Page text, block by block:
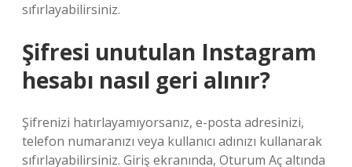
sıfırlayabilirsiniz.
Şifresi unutulan Instagram
hesabı nasıl geri alınır?
Şifrenizi hatırlayamıyorsanız, e-posta adresinizi,
telefon numaranızı veya kullanıcı adınızı kullanarak
sıfırlayabilirsiniz. Giriş ekranında, Oturum Aç altında